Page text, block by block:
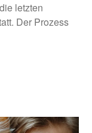
letzten
Der Prozess